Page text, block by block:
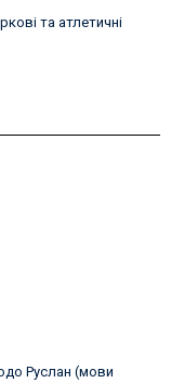
та атлетичні
Руслан (мови